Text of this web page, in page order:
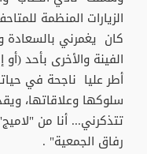
الزيارات المنظمة
كان يغمرني بالسعادة
الفينة والأخرى بأحد
أطر عليا ناجحة في
سلوكها وعلاقاتها،
تتذكرني... أنا من
رفاق الجمعية" .